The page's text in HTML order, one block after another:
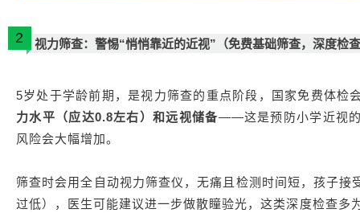
2 视力筛查：警惕“悄悄靠近的近视” （免费基础筛查，深度检
5岁处于学龄前期，是视力筛查的重点阶段，国家免费体检
力水平（应达0.8左右）和远视储备——这是预防小学近视
风险会大幅增加。
筛查时会用全自动视力筛查仪，无痛且检测时间短，孩子
过低），医生可能建议进一步做散瞳验光，这类深度检查多